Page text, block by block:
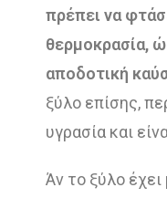
πρέπει να
θερμοκρασία,
αποδοτική
ξύλο επίσης,
υγρασία και
Άν το ξύλο